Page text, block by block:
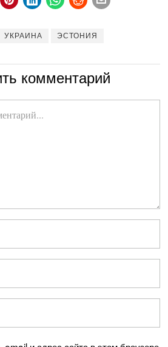
УКРАИНА ЭСТОНИЯ
комментарий